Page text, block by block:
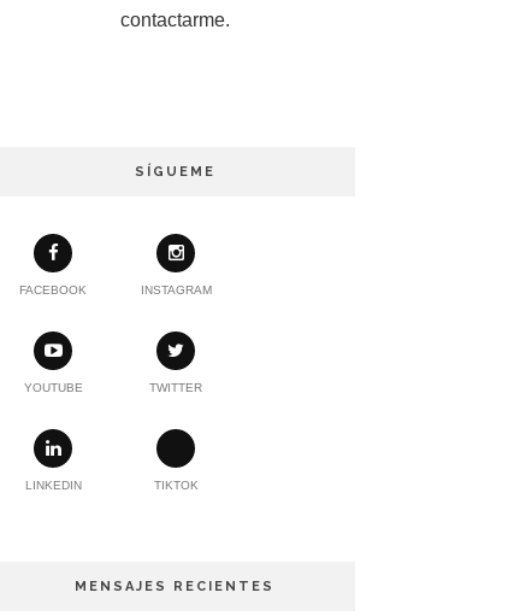
contactarme.
SÍGUEME
FACEBOOK INSTAGRAM
YOUTUBE TWITTER
LINKEDIN TIKTOK
MENSAJES RECIENTES